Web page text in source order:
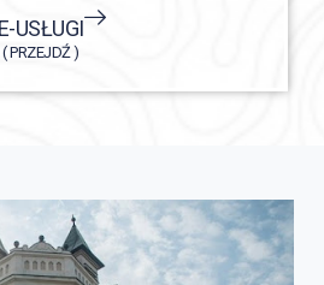
E-USŁUGI
( PRZEJDŹ )